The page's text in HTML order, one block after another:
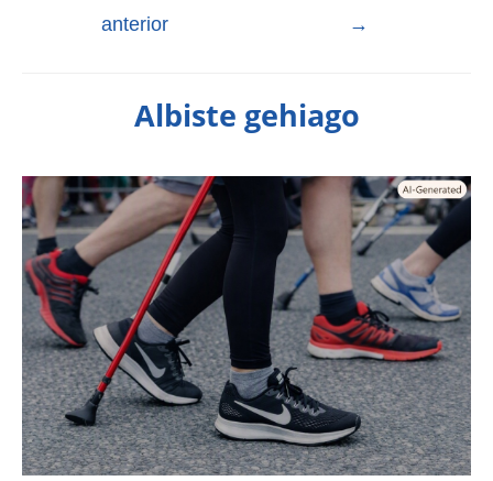
anterior
→
Albiste gehiago